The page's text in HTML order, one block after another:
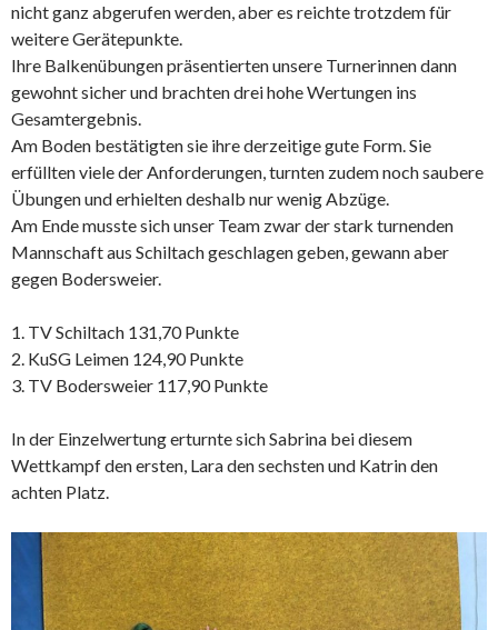
nicht ganz abgerufen werden, aber es reichte trotzdem für
weitere Gerätepunkte.
Ihre Balkenübungen präsentierten unsere Turnerinnen dann
gewohnt sicher und brachten drei hohe Wertungen ins
Gesamtergebnis.
Am Boden bestätigten sie ihre derzeitige gute Form. Sie
erfüllten viele der Anforderungen, turnten zudem noch saubere
Übungen und erhielten deshalb nur wenig Abzüge.
Am Ende musste sich unser Team zwar der stark turnenden
Mannschaft aus Schiltach geschlagen geben, gewann aber
gegen Bodersweier.
1. TV Schiltach 131,70 Punkte
2. KuSG Leimen 124,90 Punkte
3. TV Bodersweier 117,90 Punkte
In der Einzelwertung erturnte sich Sabrina bei diesem
Wettkampf den ersten, Lara den sechsten und Katrin den
achten Platz.